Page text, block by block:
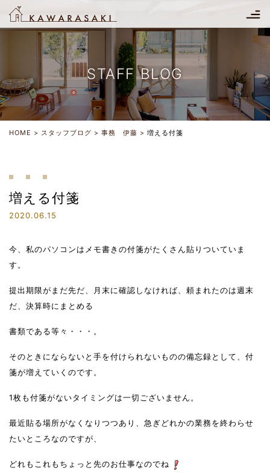
STAFF BLOG
HOME スタッフブログ 事務 伊藤 増える付箋
増える付箋
2020.06.15
今、私のパソコンはメモ書きの付箋がたくさん貼りついていま
す。
提出期限がまだ先だ、月末に確認しなければ、頼まれたのは週末
だ、決算時にまとめる
書類である等々・・・。
そのときにならないと手を付けられないものの備忘録として、付
箋が増えていくのです。
1枚も付箋がないタイミングは一切ございません。
最近貼る場所がなくなりつつあり、急ぎどれかの業務を終わらせ
たいところなのですが、
どれもこれもちょっと先のお仕事なのでね